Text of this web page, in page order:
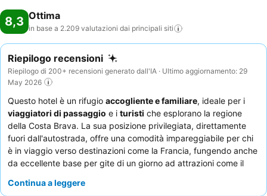
8,3 Ottima
in base a 2.209 valutazioni dai principali siti
Riepilogo recensioni
Riepilogo di 200+ recensioni generato dall'IA · Ultimo aggiornamento: 29
May 2026
Questo hotel è un rifugio accogliente e familiare, ideale per i
viaggiatori di passaggio e i turisti che esplorano la regione
della Costa Brava. La sua posizione privilegiata, direttamente
fuori dall'autostrada, offre una comodità impareggiabile per chi
è in viaggio verso destinazioni come la Francia, fungendo anche
da eccellente base per gite di un giorno ad attrazioni come il
di unaspaziosa piscina all'aperto
Continua a leggere